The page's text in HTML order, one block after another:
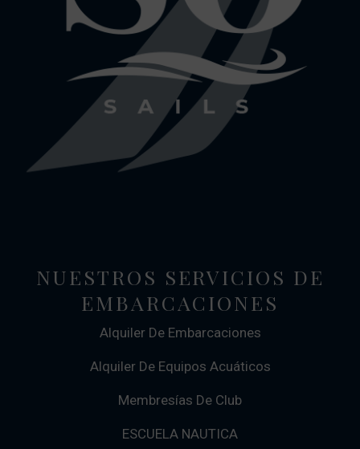
NUESTROS SERVICIOS DE
EMBARCACIONES
Alquiler De Embarcaciones
Alquiler De Equipos Acuáticos
Membresías De Club
ESCUELA NAUTICA